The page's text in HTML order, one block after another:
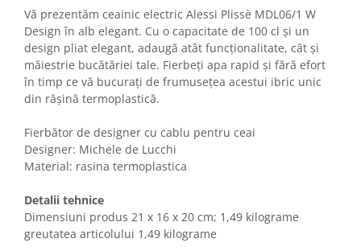
Ceasuri dama
Cutii, curele si accesorii ceasuri
Genti si accesorii barbati
Genti si accesorii femei
Imbracaminte barbati
Imbracaminte si Incaltaminte copii
Incaltaminte barbati
Ochelari de soare
Ochelari de vedere
Vă prezentăm ceainic electric Alessi Plissè MDL06/1 W
Design în alb elegant. Cu o capacitate de 100 cl și un
design pliat elegant, adaugă atât funcționalitate, cât și
măiestrie bucătăriei tale. Fierbeți apa rapid și fără efort
în timp ce vă bucurați de frumusețea acestui ibric unic
din rășină termoplastică.
Fierbător de designer cu cablu pentru ceai
Designer: Michele de Lucchi
Material: rasina termoplastica
Detalii tehnice
Dimensiuni produs ‎21 x 16 x 20 cm; 1,49 kilograme
greutatea articolului 1,49 kilograme